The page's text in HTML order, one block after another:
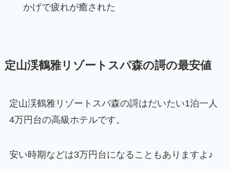
かげで疲れが癒された
定山渓鶴雅リゾートスパ森の謌の最安値
定山渓鶴雅リゾートスパ森の謌はだいたい1泊一人
4万円台の高級ホテルです。
安い時期などは3万円台になることもありますよ♪